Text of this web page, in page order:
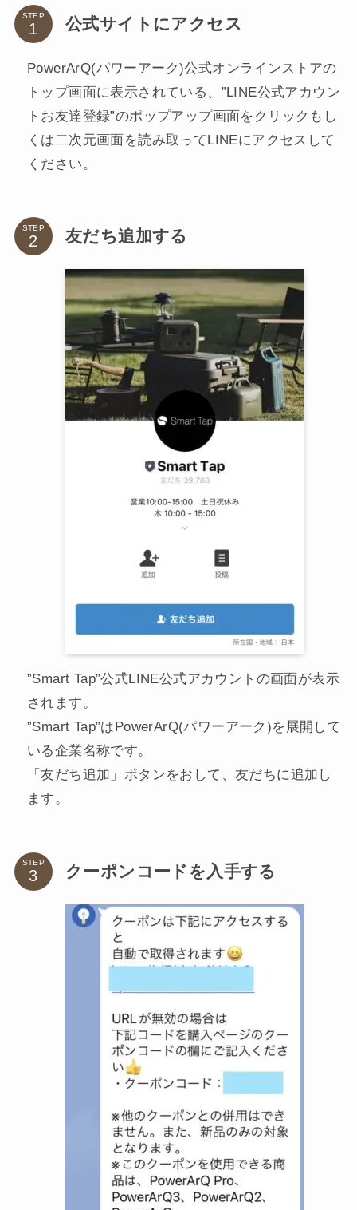
STEP 公式サイトにアクセス
PowerArQ(パワーアーク)公式オンラインストアの
トップ画面に表示されている、”LINE公式アカウン
トお友達登録”のポップアップ画面をクリックもし
くは二次元画面を読み取ってLINEにアクセスして
ください。
STEP 友だち追加する
”Smart Tap”公式LINE公式アカウントの画面が表示
されます。
”Smart Tap”はPowerArQ(パワーアーク)を展開して
いる企業名称です。
「友だち追加」ボタンをおして、友だちに追加し
ます。
STEP クーポンコードを入手する